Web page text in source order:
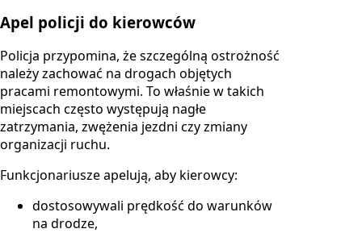
Apel policji do kierowców
Policja przypomina, że szczególną ostrożność
należy zachować na drogach objętych
pracami remontowymi. To właśnie w takich
miejscach często występują nagłe
zatrzymania, zwężenia jezdni czy zmiany
organizacji ruchu.
Funkcjonariusze apelują, aby kierowcy:
dostosowywali prędkość do warunków
na drodze,